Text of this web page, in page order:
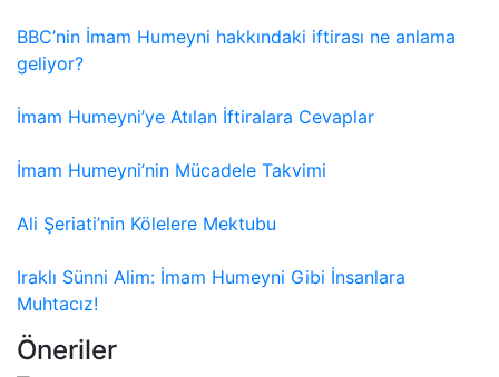
BBC’nin İmam Humeyni hakkındaki iftirası ne anlama
geliyor?
İmam Humeyni’ye Atılan İftiralara Cevaplar
İmam Humeyni’nin Mücadele Takvimi
Ali Şeriati’nin Kölelere Mektubu
Iraklı Sünni Alim: İmam Humeyni Gibi İnsanlara
Muhtacız!
Öneriler